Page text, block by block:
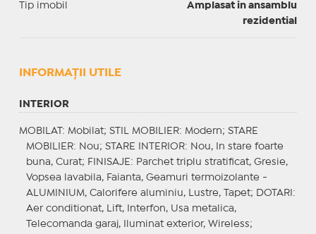
Tip imobil
Amplasat in ansamblu
rezidential
INFORMAŢII UTILE
INTERIOR
MOBILAT : Mobilat; STIL MOBILIER: Modern; STARE
MOBILIER: Nou; STARE INTERIOR: Nou, In stare foarte
buna, Curat; FINISAJE : Parchet triplu stratificat, Gresie,
Vopsea lavabila, Faianta, Geamuri termoizolante -
ALUMINIUM, Calorifere aluminiu, Lustre, Tapet;
DOTARI :
Aer conditionat, Lift, Interfon, Usa metalica,
Telecomanda garaj, Iluminat exterior, Wireless;